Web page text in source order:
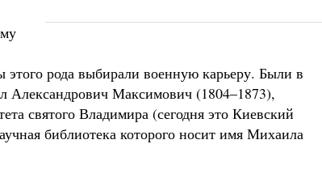
рода выбирали военную карьеру. Были в
Максимович (1804–1873),
святого Владимира (сегодня это Киевский
библиотека которого носит имя Михаила